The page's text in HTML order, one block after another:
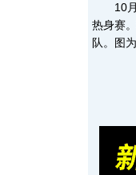
10月9
热身赛
队。图